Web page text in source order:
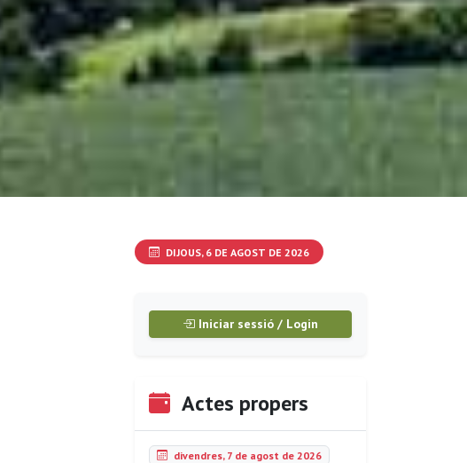
DIJOUS, 6 DE AGOST DE 2026
Iniciar sessió / Login
Actes propers
divendres, 7 de agost de 2026